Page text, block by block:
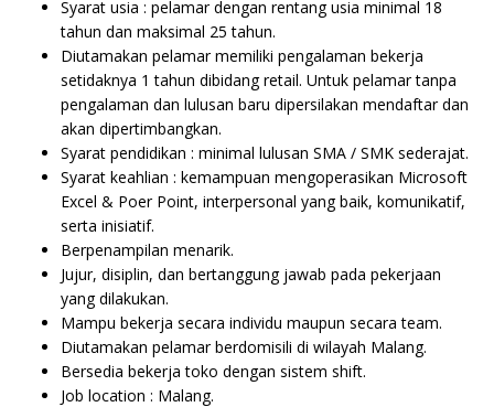
Syarat usia : pelamar dengan rentang usia minimal 18
tahun dan maksimal 25 tahun.
Diutamakan pelamar memiliki pengalaman bekerja
setidaknya 1 tahun dibidang retail. Untuk pelamar tanpa
pengalaman dan lulusan baru dipersilakan mendaftar dan
akan dipertimbangkan.
Syarat pendidikan : minimal lulusan SMA / SMK sederajat.
Syarat keahlian : kemampuan mengoperasikan Microsoft
Excel & Poer Point, interpersonal yang baik, komunikatif,
serta inisiatif.
Berpenampilan menarik.
Jujur, disiplin, dan bertanggung jawab pada pekerjaan
yang dilakukan.
Mampu bekerja secara individu maupun secara team.
Diutamakan pelamar berdomisili di wilayah Malang.
Bersedia bekerja toko dengan sistem shift.
Job location : Malang.